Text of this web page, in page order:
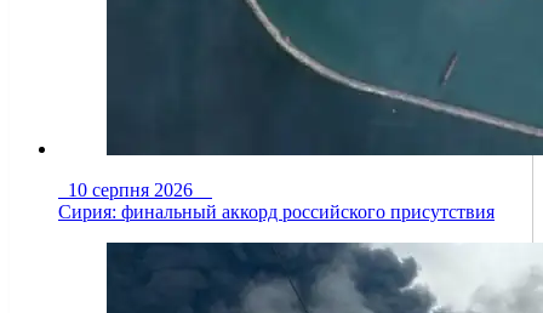
10 серпня 2026
Сирия: финальный аккорд российского присутствия